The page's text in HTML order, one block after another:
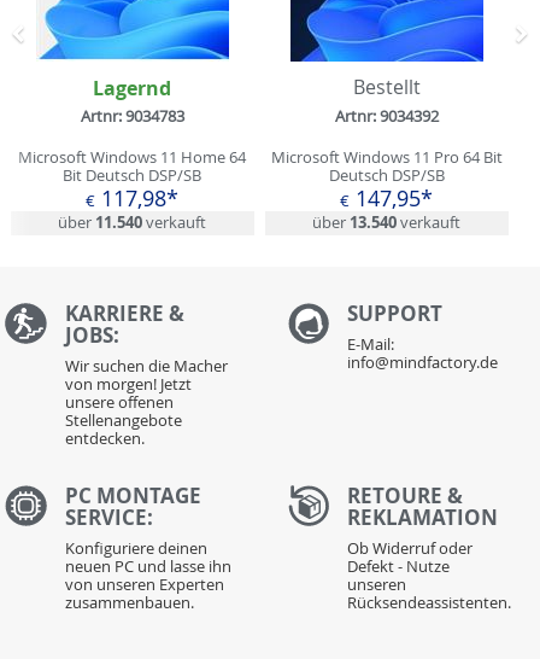
Lagernd
Artnr: 9034783
Microsoft Windows 11 Home 64
Bit Deutsch DSP/SB
€ 117,98*
über 11.540verkauft
Bestellt
Artnr: 9034392
Microsoft Windows 11 Pro 64 Bit
Deutsch DSP/SB
€ 147,95*
über 13.540verkauft
Zurück
KARRIERE &
JOBS:
Wir suchen die Macher
von morgen! Jetzt
unsere offenen
Stellenangebote
entdecken.
SUPPORT
E-Mail:
info@mindfactory.de
PC MONTAGE
SERVICE:
Konfiguriere deinen
neuen PC und lasse ihn
von unseren Experten
zusammenbauen.
RETOURE &
REKLAMATION
Ob Widerruf oder
Defekt - Nutze
unseren
Rücksendeassistenten.